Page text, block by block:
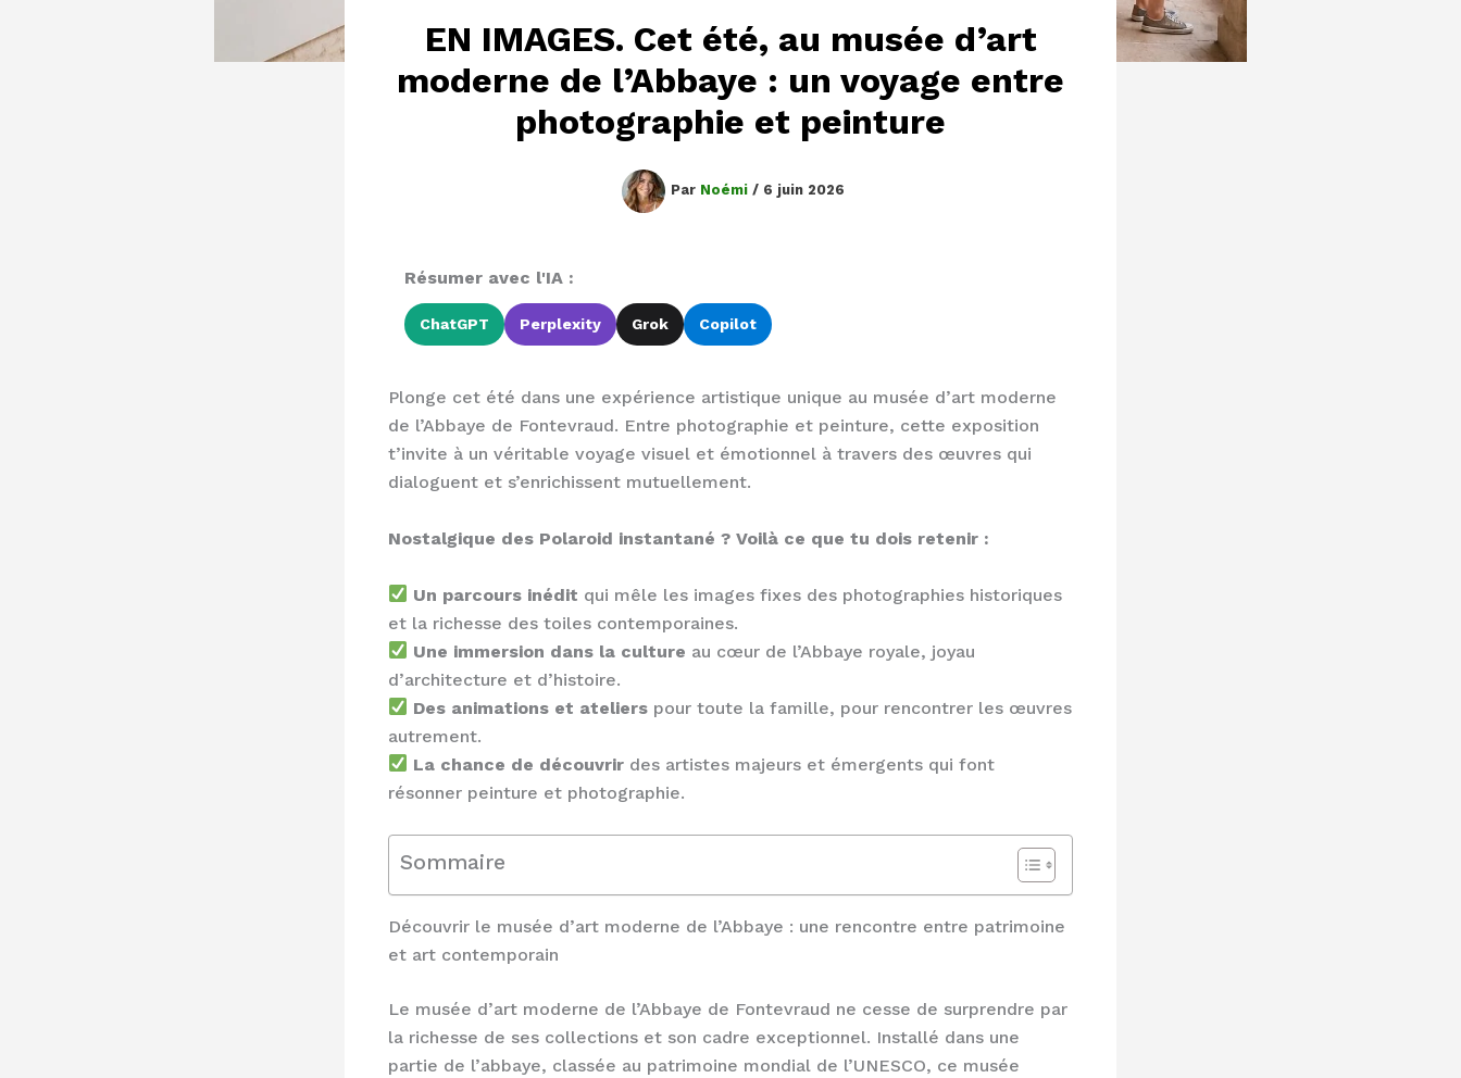
EN IMAGES. Cet été, au musée d’art
moderne de l’Abbaye : un voyage entre
photographie et peinture
Par Noémi / 6 juin 2026
Résumer avec l'IA :
ChatGPT Perplexity Grok Copilot
Plonge cet été dans une expérience artistique unique au musée d’art moderne
de l’Abbaye de Fontevraud. Entre photographie et peinture, cette exposition
t’invite à un véritable voyage visuel et émotionnel à travers des œuvres qui
dialoguent et s’enrichissent mutuellement.
Nostalgique des Polaroid instantané ? Voilà ce que tu dois retenir :
Un parcours inédit qui mêle les images fixes des photographies historiques
et la richesse des toiles contemporaines.
Une immersion dans la culture au cœur de l’Abbaye royale, joyau
d’architecture et d’histoire.
Des animations et ateliers pour toute la famille, pour rencontrer les œuvres
autrement.
La chance de découvrir des artistes majeurs et émergents qui font
résonner peinture et photographie.
Sommaire
Découvrir le musée d’art moderne de l’Abbaye : une rencontre entre patrimoine
et art contemporain
Le musée d’art moderne de l’Abbaye de Fontevraud ne cesse de surprendre par
la richesse de ses collections et son cadre exceptionnel. Installé dans une
partie de l’abbaye, classée au patrimoine mondial de l’UNESCO, ce musée